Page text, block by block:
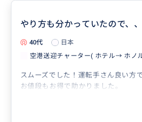
やり方も分かっていたので、、
40代 日本
空港送迎チャーター( ホテル→ ホノ
スムーズでした！運転手さん良い方
お値段もお得で助かりました。